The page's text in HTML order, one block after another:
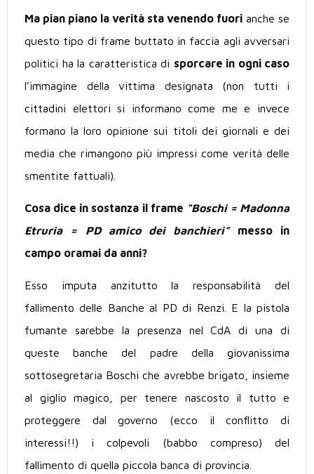
Ma pian piano la verità sta venendo fuori anche se
questo tipo di frame buttato in faccia agli avversari
politici ha la caratteristica di sporcare in ogni caso
l’immagine della vittima designata (non tutti i
cittadini elettori si informano come me e invece
formano la loro opinione sui titoli dei giornali e dei
media che rimangono più impressi come verità delle
smentite fattuali).
Cosa dice in sostanza il frame “Boschi = Madonna
Etruria = PD amico dei banchieri”messo in
campo oramai da anni?
Esso imputa anzitutto la responsabilità del
fallimento delle Banche al PD di Renzi. E la pistola
fumante sarebbe la presenza nel CdA di una di
queste banche del padre della giovanissima
sottosegretaria Boschi che avrebbe brigato, insieme
al giglio magico, per tenere nascosto il tutto e
proteggere dal governo (ecco il conflitto di
interessi!!) i colpevoli (babbo compreso) del
fallimento di quella piccola banca di provincia.